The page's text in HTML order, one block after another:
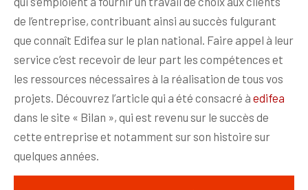
de l’entreprise, contribuant ainsi au succès fulgurant
que connaît Edifea sur le plan national. Faire appel à leur
service c’est recevoir de leur part les compétences et
les ressources nécessaires à la réalisation de tous vos
projets. Découvrez l’article qui a été consacré à edifea
dans le site « Bilan », qui est revenu sur le succès de
cette entreprise et notamment sur son histoire sur
quelques années.